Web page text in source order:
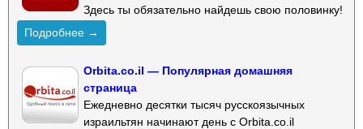
Здесь ты обязательно найдешь свою половинку!
Подробнее →
Orbita.co.il — Популярная домашняя
страница
Ежедневно десятки тысяч русскоязычных
израильтян начинают день с Orbita.co.il